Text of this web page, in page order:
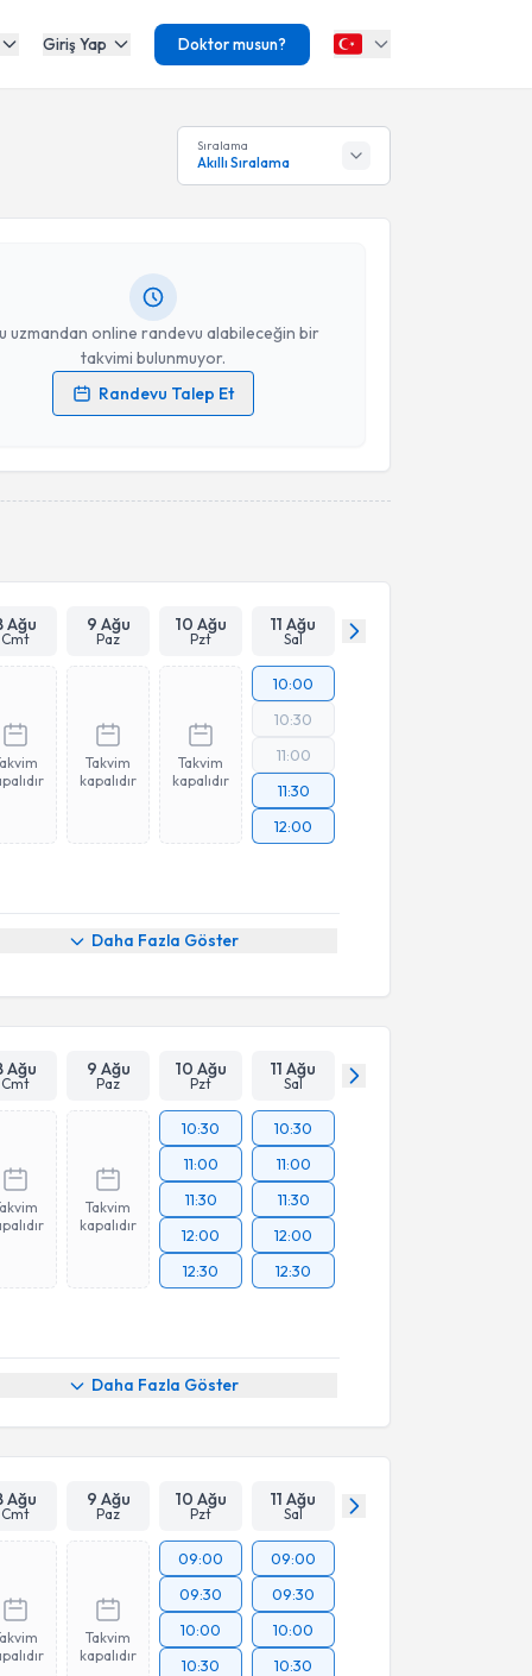
Giriş Yap Doktor musun?
Sıralama
Akıllı Sıralama
uzmandan online randevu alabileceğin bir
takvimi bulunmuyor.
Randevu Talep Et
verilerimin işlenmesine ilişkinAydınlatma Metni
kabul ediyorum.
Ağu
Cmt
9 Ağu
Paz
10 Ağu
Pzt
11 Ağu
Sal
Takvim
kapalıdır
Takvim
kapalıdır
10:00
10:30
11:00
11:30
12:00
Daha Fazla Göster
Ağu
Cmt
9 Ağu
Paz
10 Ağu
Pzt
11 Ağu
Sal
Takvim
kapalıdır
10:30
11:00
11:30
12:00
12:30
10:30
11:00
11:30
12:00
12:30
Daha Fazla Göster
Ağu
Cmt
9 Ağu
Paz
10 Ağu
Pzt
11 Ağu
Sal
Takvim
kapalıdır
09:00
09:30
10:00
10:30
09:00
09:30
10:00
10:30